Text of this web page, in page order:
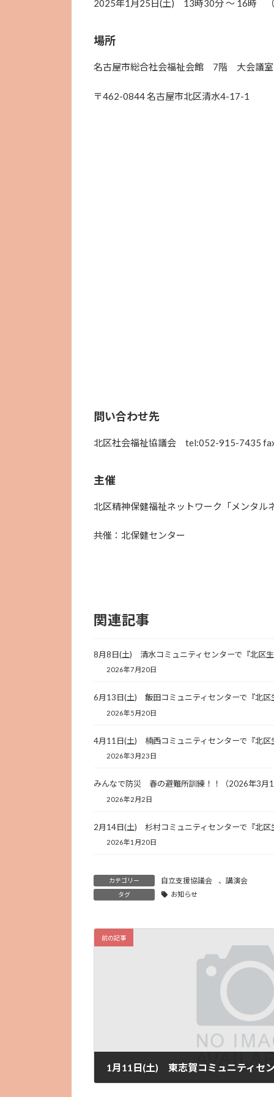
2025年1月25日(土) 13時30分 〜 16時
場所
名古屋市総合社会福祉会館 7階 大会議室
〒462-0844 名古屋市北区清水4-17-1
問い合わせ先
北区社会福祉協議会 tel:052-915-7435
主催
北区精神保健福祉ネットワーク「メンタル
共催：北保健センター
関連記事
8月8日(土) 清水コミュニティセンターで『北区
2026年7月20日
6月13日(土) 飯田コミュニティセンターで『北区
2026年5月20日
4月11日(土) 楠西コミュニティセンターで『北区
2026年3月23日
みんなで防災 春の避難所訓練！！（2026年3月
2026年2月2日
2月14日(土) 杉村コミュニティセンターで『北区
2026年1月20日
カテゴリー 自立支援協議会 、 講演会
タグ お知らせ
前の記事